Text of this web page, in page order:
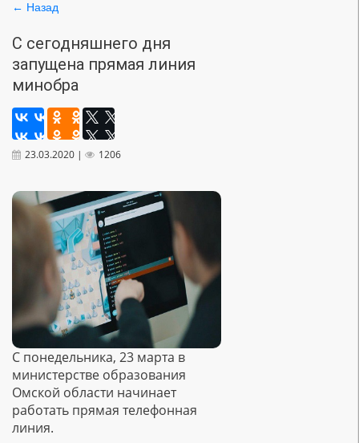
← Назад
С сегодняшнего дня
запущена прямая линия
минобра
23.03.2020 | 1206
С понедельника, 23 марта в
министерстве образования
Омской области начинает
работать прямая телефонная
линия.